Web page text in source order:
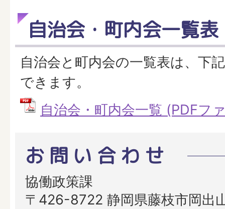
自治会・町内会一覧表
自治会と町内会の一覧表は、下
できます。
自治会・町内会一覧 (PDFフ
お問い合わせ
協働政策課
〒426-8722 静岡県藤枝市岡出